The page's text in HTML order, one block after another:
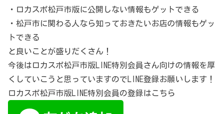
・ロカスポ松戸市版に公開しない情報もゲットできる
・松戸市に関わる人なら知っておきたいお店の情報もゲッ
トできる
と良いことが盛りだくさん！
今後はロカスポ松戸市版LINE特別会員さん向けの情報を厚
くしていこうと思っていますのでLINE登録お願いします！
ロカスポ松戸市版LINE特別会員の登録はこちら